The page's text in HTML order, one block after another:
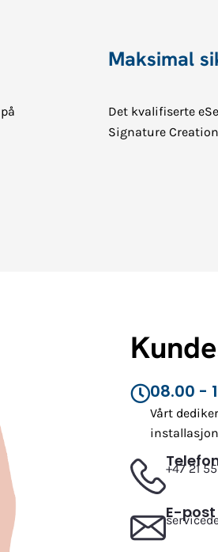
Maksimal
Det kvalifiserte
Signature
08.00 -
Vårt
+47 21
E-post